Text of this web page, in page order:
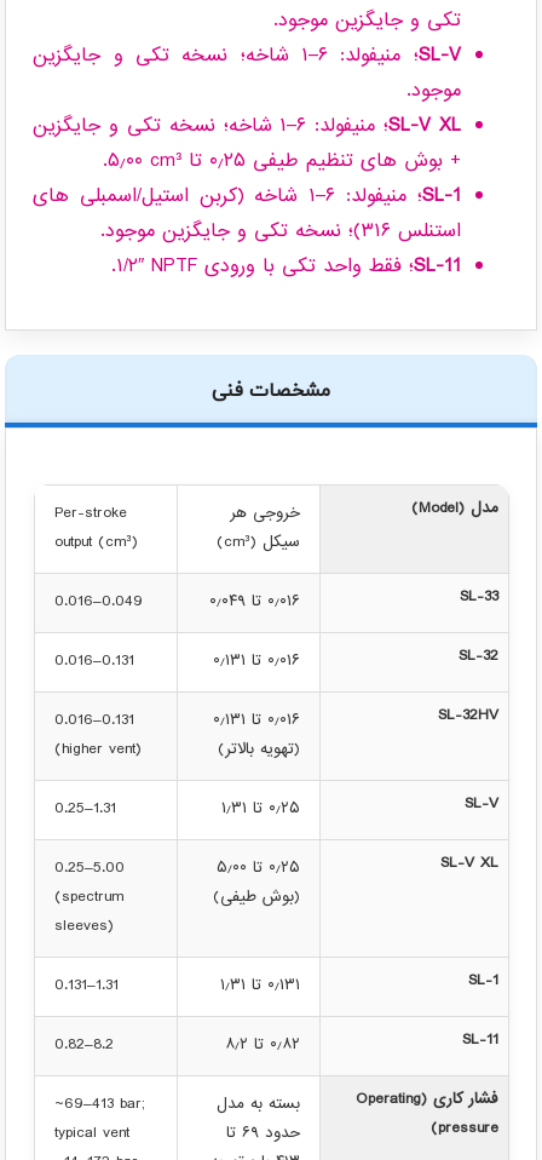
تکی و جایگزین موجود.
SL-V
؛ منیفولد: ‎۱–۶ شاخه؛ نسخه تکی و جایگزین
موجود.
SL-V XL
؛ منیفولد: ‎۱–۶ شاخه؛ نسخه تکی و جایگزین
+ بوش های تنظیم طیفی ‎۰٫۲۵ تا ‎۵٫۰۰ cm³.
SL-1
؛ منیفولد: ‎۱–۶ شاخه (کربن استیل/اسمبلی های
استنلس ۳۱۶)؛ نسخه تکی و جایگزین موجود.
SL-11؛ فقط واحد تکی با ورودی ‎۱/۲″ NPTF.
مشخصات فنی
مدل (Model)
خروجی هر
سیکل (cm³)
Per-stroke
output (cm³)
SL-33
۰٫۰۱۶ تا ۰٫۰۴۹
0.016–0.049
SL-32
۰٫۰۱۶ تا ۰٫۱۳۱
0.016–0.131
SL-32HV
۰٫۰۱۶ تا ۰٫۱۳۱
(تهویه بالاتر)
0.016–0.131
(higher vent)
SL-V
۰٫۲۵ تا ۱٫۳۱
0.25–1.31
SL-V XL
۰٫۲۵ تا ۵٫۰۰
(بوش طیفی)
0.25–5.00
(spectrum
sleeves)
SL-1
۰٫۱۳۱ تا ۱٫۳۱
0.131–1.31
SL-11
۰٫۸۲ تا ۸٫۲
0.82–8.2
فشار کاری (Operating
pressure)
بسته به مدل
حدود ۶۹ تا
~69–413 bar;
typical vent